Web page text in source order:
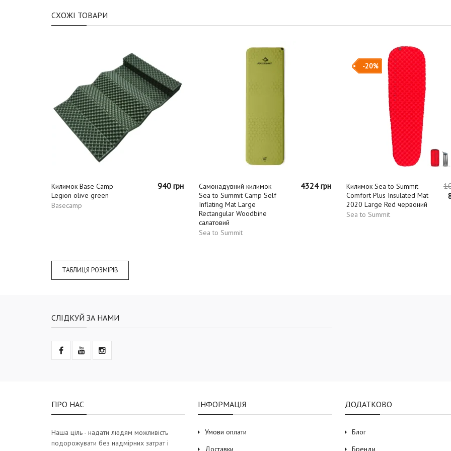
СХОЖІ ТОВАРИ
Килимок Base Camp
Legion olive green
Basecamp
940 грн
Самонадувний килимок
Sea to Summit Camp Self
Inflating Mat Large
Rectangular Woodbine
салатовий
Sea to Summit
4324 грн
-20%
Килимок Sea to Summit
Comfort Plus Insulated Mat
2020 Large Red червоний
Sea to Summit
ТАБЛИЦЯ РОЗМІРІВ
СЛІДКУЙ ЗА НАМИ
ПРО НАС
Наша ціль - надати людям можливість
подорожувати без надмірних затрат і
ІНФОРМАЦІЯ
Умови оплати
Доставки
ДОДАТКОВО
Блог
Бренди